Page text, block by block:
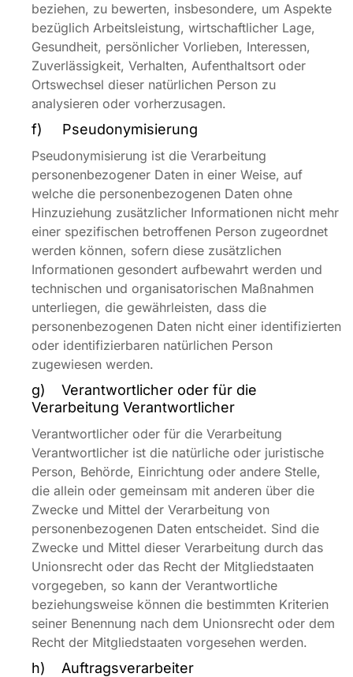
beziehen, zu bewerten, insbesondere, um Aspekte
bezüglich Arbeitsleistung, wirtschaftlicher Lage,
Gesundheit, persönlicher Vorlieben, Interessen,
Zuverlässigkeit, Verhalten, Aufenthaltsort oder
Ortswechsel dieser natürlichen Person zu
analysieren oder vorherzusagen.
f) Pseudonymisierung
Pseudonymisierung ist die Verarbeitung
personenbezogener Daten in einer Weise, auf
welche die personenbezogenen Daten ohne
Hinzuziehung zusätzlicher Informationen nicht mehr
einer spezifischen betroffenen Person zugeordnet
werden können, sofern diese zusätzlichen
Informationen gesondert aufbewahrt werden und
technischen und organisatorischen Maßnahmen
unterliegen, die gewährleisten, dass die
personenbezogenen Daten nicht einer identifizierten
oder identifizierbaren natürlichen Person
zugewiesen werden.
g) Verantwortlicher oder für die
Verarbeitung Verantwortlicher
Verantwortlicher oder für die Verarbeitung
Verantwortlicher ist die natürliche oder juristische
Person, Behörde, Einrichtung oder andere Stelle,
die allein oder gemeinsam mit anderen über die
Zwecke und Mittel der Verarbeitung von
personenbezogenen Daten entscheidet. Sind die
Zwecke und Mittel dieser Verarbeitung durch das
Unionsrecht oder das Recht der Mitgliedstaaten
vorgegeben, so kann der Verantwortliche
beziehungsweise können die bestimmten Kriterien
seiner Benennung nach dem Unionsrecht oder dem
Recht der Mitgliedstaaten vorgesehen werden.
h) Auftragsverarbeiter